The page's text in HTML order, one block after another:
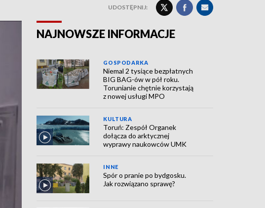
UDOSTĘPNIJ:
NAJNOWSZE INFORMACJE
GOSPODARKA
Niemal 2 tysiące bezpłatnych
BIG BAG-ów w pół roku.
Torunianie chętnie korzystają
z nowej usługi MPO
KULTURA
Toruń: Zespół Organek
dołącza do arktycznej
wyprawy naukowców UMK
INNE
Spór o pranie po bydgosku.
Jak rozwiązano sprawę?